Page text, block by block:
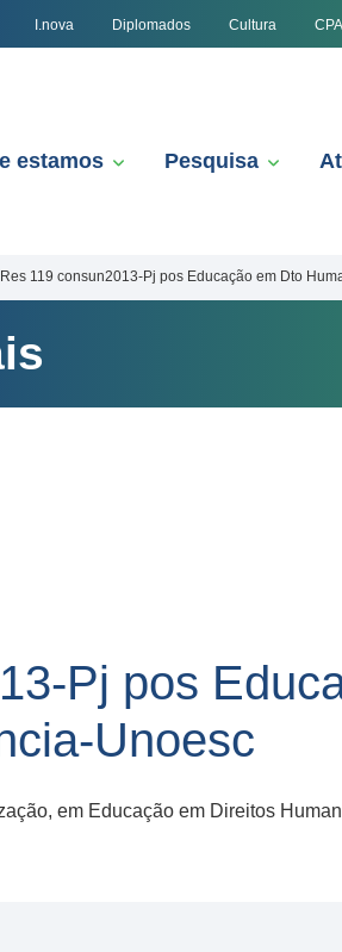
I.nova Diplomados Cultura CPA
estamos Pesquisa
Res 119 consun2013-Pj pos Educação em Dto
Pj pos
Unoesc
em Educação em Direitos